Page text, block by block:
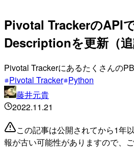
Pivotal TrackerのAPI
Descriptionを更新（
Pivotal Trackerにあるたくさんの
Pivotal Tracker Python
藤井元貴
2022.11.21
この記事は公開されてから1年
報が古い可能性がありますので、ご